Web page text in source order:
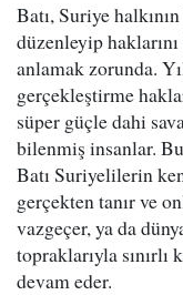
Batı, Suriye
düzenleyip
anlamak zorunda.
gerçekleştirme
süper güçle dahi
bilenmiş insanlar.
Batı Suriyelilerin
gerçekten tanır ve
vazgeçer, ya da
topraklarıyla
devam eder.